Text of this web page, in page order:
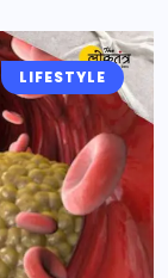
LIFESTYLE